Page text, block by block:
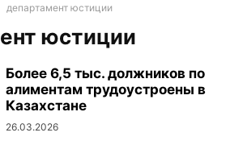
департамент юстиции
юстиции
Более 6,5 тыс. должников по
алиментам трудоустроены в
Казахстане
26.03.2026